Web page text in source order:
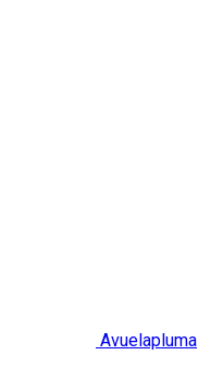
Avuelapluma